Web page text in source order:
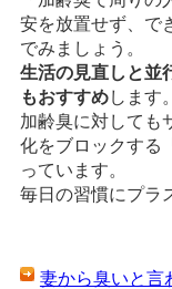
安を放置せず、で
でみましょう。
生活の見直しと並
もおすすめします。
加齢臭に対しても
化をブロックする
っています。
毎日の習慣にプラ
妻から臭いと言